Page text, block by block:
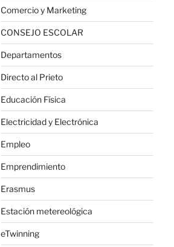
Comercio y Marketing
CONSEJO ESCOLAR
Departamentos
Directo al Prieto
Educación Física
Electricidad y Electrónica
Empleo
Emprendimiento
Erasmus
Estación metereológica
eTwinning